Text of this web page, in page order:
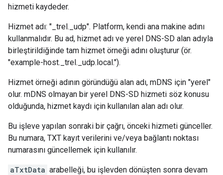
hizmeti kaydeder.
Hizmet adı: "_trel._udp". Platform, kendi ana makine adını
kullanmalıdır. Bu ad, hizmet adı ve yerel DNS-SD alan adıyla
birleştirildiğinde tam hizmet örneği adını oluşturur (ör.
"example-host._trel._udp.local.").
Hizmet örneği adının göründüğü alan adı, mDNS için "yerel"
olur. mDNS olmayan bir yerel DNS-SD hizmeti söz konusu
olduğunda, hizmet kaydı için kullanılan alan adı olur.
Bu işleve yapılan sonraki bir çağrı, önceki hizmeti günceller.
Bu numara, TXT kayıt verilerini ve/veya bağlantı noktası
numarasını güncellemek için kullanılır.
aTxtData arabelleği, bu işlevden dönüşten sonra devam